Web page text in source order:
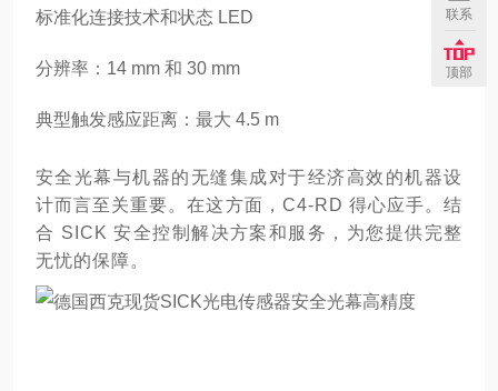
标准化连接技术和状态 LED
分辨率：14 mm 和 30 mm
典型触发感应距离：最大 4.5 m
安全光幕与机器的无缝集成对于经济高效的机器设
计而言至关重要。在这方面，C4-RD 得心应手。结
合 SICK 安全控制解决方案和服务，为您提供完整
无忧的保障。
联系
顶部